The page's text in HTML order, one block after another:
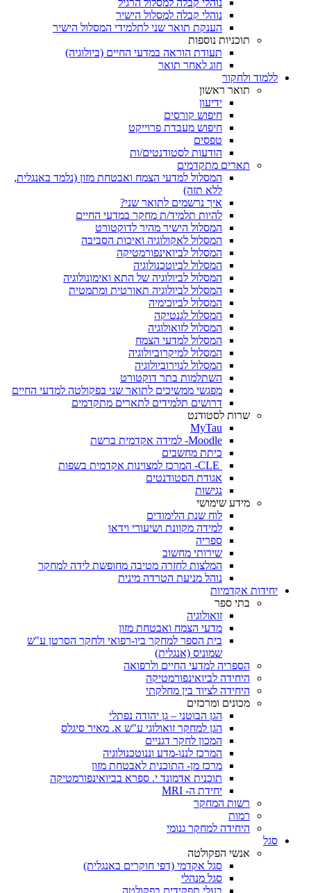
נוהלי קבלה למסלול הרגיל
נוהלי קבלה למסלול הישיר
הענקת תואר שני לתלמידי המסלול הישיר
תוכניות נוספות
תעודת הוראה במדעי החיים (ביולוגיה)
חוג לאחר תואר
ללמוד ולחקור
תואר ראשון
ידיעון
חיפוש קורסים
חיפוש מעבדת פרוייקט
טפסים
הודעות לסטודנטים/ות
תארים מתקדמים
המסלול למדעי הצמח ואבטחת מזון (נלמד באנגלית,
ללא תזה)
איך נרשמים לתואר שני?
להיות תלמיד/ת מחקר במדעי החיים
המסלול הישיר מהיר לדוקטורט
המסלול לאקולוגיה ואיכות הסביבה
המסלול לביואינפורמטיקה
המסלול לביוטכנולוגיה
המסלול לביולוגיה של התא ואימונולוגיה
המסלול לביולוגיה תאורטית ומתמטית
המסלול לביוכימיה
המסלול לגנטיקה
המסלול לזואולוגיה
המסלול למדעי הצמח
המסלול למיקרוביולוגיה
המסלול לנוירוביולוגיה
השתלמות בתר דוקטורט
מפגשי ממשיכים לתואר שני בפקולטה למדעי החיים
דרושים תלמידים לתארים מתקדמים
שרות לסטודנט
MyTau
Moodle- למידה אקדמית ברשת
כיתת מחשבים
אגודת הסטודנטים
נגישות
מידע שימושי
לוח שנת הלימודים
למידה מקוונת ושיעורי וידאו
ספריה
שירותי מחשוב
המלצות לחזרה מטיבה מחופשת לידה למחקר
נוהל מניעת הטרדה מינית
יחידות אקדמיות
בתי ספר
זואולוגיה
מדעי הצמח ואבטחת מזון
בית הספר למחקר ביו-רפואי ולחקר הסרטן ע"ש
שמוניס (אנגלית)
הספריה למדעי החיים ולרפואה
היחידה לביואינפורמטיקה
היחידה לציוד בין מחלקתי
מכונים ומרכזים
הגן הבוטני – גן יהודה נפתלי
הגן למחקר זואולוגי ע"ש א. מאיר סיגלס
המכון לחקר דגניים
המרכז לננו-מדע וננוטכנולוגיה
מרכז מן- התוכנית לאבטחת מזון
תוכנית אדמונד י. ספרא בביואינפורמטיקה
יחידת ה- MRI
רשות המחקר
רמות
היחידה למחקר גנומי
סגל
אנשי הפקולטה
סגל אקדמי (דפי חוקרים באנגלית)
סגל מנהלי
בעלי תפקידים בפקולטה